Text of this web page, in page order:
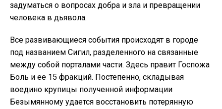
задуматься о вопросах добра и зла и превращении
человека в дьявола.
Все развивающиеся события происходят в городе
под названием Сигил, разделенного на связанные
между собой порталами части. Здесь правит Госпожа
Боль и ее 15 фракций. Постепенно, складывая
воедино крупицы полученной информации
Безымянному удается восстановить потерянную